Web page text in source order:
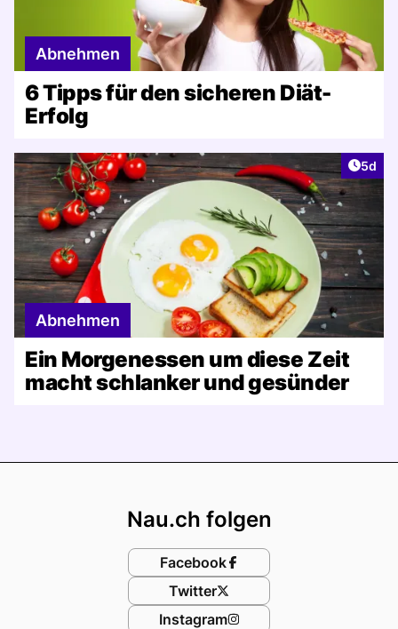
Abnehmen
6 Tipps für den sicheren Diät-
Erfolg
5d
Abnehmen
Ein Morgenessen um diese Zeit
macht schlanker und gesünder
Nau.ch folgen
Facebook
Twitter
Instagram